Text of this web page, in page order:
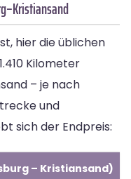
hier die üblichen
Kilometer
– je nach
und
sich der Endpreis:
– Kristiansand)